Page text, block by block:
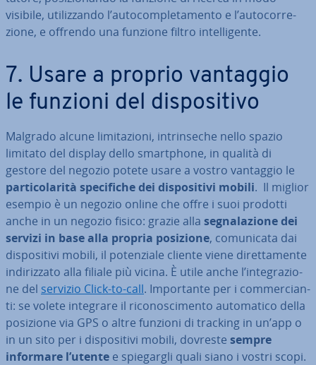
visibile, uti­liz­zan­do l’au­to­com­ple­ta­men­to e l’au­to­cor­re­
zio­ne, e offrendo una funzione filtro in­tel­li­gen­te.
7. Usare a proprio vantaggio
le funzioni del di­spo­si­ti­vo
Malgrado alcune li­mi­ta­zio­ni, in­trin­se­che nello spazio
limitato del display dello smart­pho­ne, in qualità di
gestore del negozio potete usare a vostro vantaggio le
par­ti­co­la­ri­tà spe­ci­fi­che dei di­spo­si­ti­vi mobili. Il miglior
esempio è un negozio online che offre i suoi prodotti
anche in un negozio fisico: grazie alla se­gna­la­zio­ne dei
servizi in base alla propria posizione, co­mu­ni­ca­ta dai
di­spo­si­ti­vi mobili, il po­ten­zia­le cliente viene di­ret­ta­men­te
in­di­riz­za­to alla filiale più vicina. È utile anche l’in­te­gra­zio­
ne del servizio Click-to-call. Im­por­tan­te per i com­mer­cian­
ti: se volete integrare il ri­co­no­sci­men­to au­to­ma­ti­co della
posizione via GPS o altre funzioni di tracking in un’app o
in un sito per i di­spo­si­ti­vi mobili, dovreste sempre
informare l’utente e spie­gar­gli quali siano i vostri scopi.